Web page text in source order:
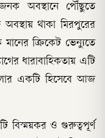
অবস্থানে পৌঁছুতে
থাকা মিরপুরের
মানের ক্রিকেট ভেন্যুতে
ধারাবাহিকতায় এটি
একটি হিসেবে আজ
বিস্ময়কর ও গুরুত্বপূর্ণ